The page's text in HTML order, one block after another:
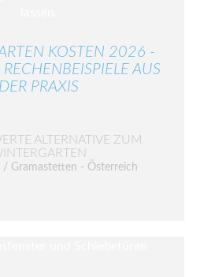
KOSTEN 2026 -
AUS
DER PRAXIS
ALTERNATIVE ZUM
/ Gramastetten - Österreich